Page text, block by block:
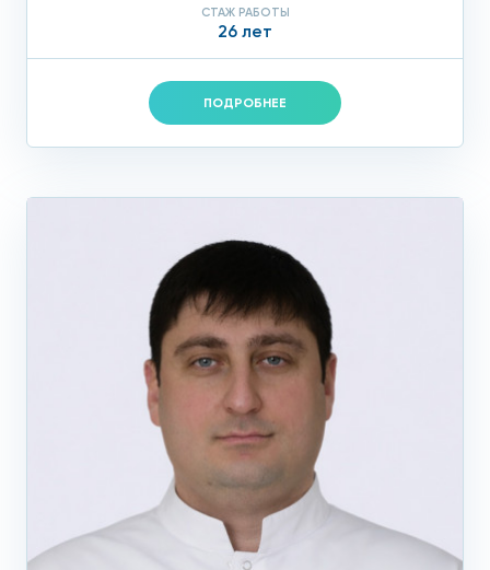
СТАЖ РАБОТЫ
26 лет
ПОДРОБНЕЕ